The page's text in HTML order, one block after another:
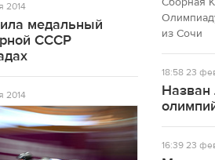
от соревнований за
то воттекстпро
Олимпиады в
что Олега Знарока в
не будет.
2014
медальный
СССР
2014
из Сочи
18:5823
Назван
16:3923